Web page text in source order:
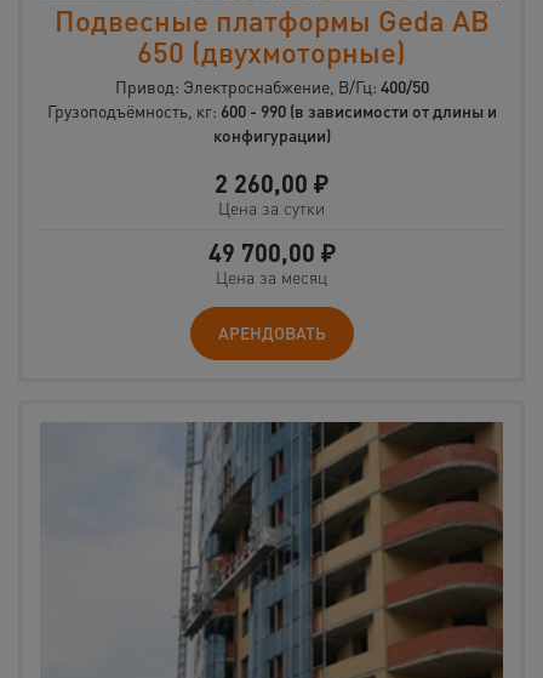
Подвесные платформы Geda AB
650 (двухмоторные)
Привод: Электроснабжение, В/Гц: 400/50
Грузоподъёмность, кг: 600 - 990 (в зависимости от длины и
конфигурации)
2 260,00 ₽
Цена за сутки
49 700,00 ₽
Цена за месяц
АРЕНДОВАТЬ